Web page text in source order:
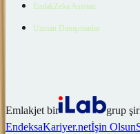
EmlakZeka Asistan
Uzman Danışmanlar
Emlakjet bir
grup
EndeksaKariyer.netİşin Olsun